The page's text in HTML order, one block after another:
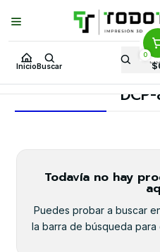
Inicio Buscar
0
Puedes Elegir: Comprar en
Tienda
Inicio Toner y tambor Toner
Equipos BROTHER
Todavía no hay
Puedes probar a buscar
la barra de búsqueda